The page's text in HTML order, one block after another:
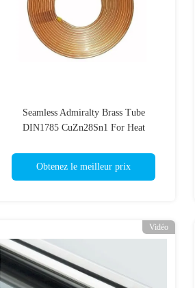
Seamless Admiralty Brass Tube
DIN1785 CuZn28Sn1 For Heat
Obtenez le meilleur prix
Vidéo